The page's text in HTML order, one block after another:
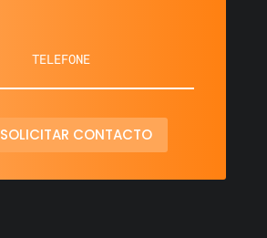
SOLICITAR CONTACTO